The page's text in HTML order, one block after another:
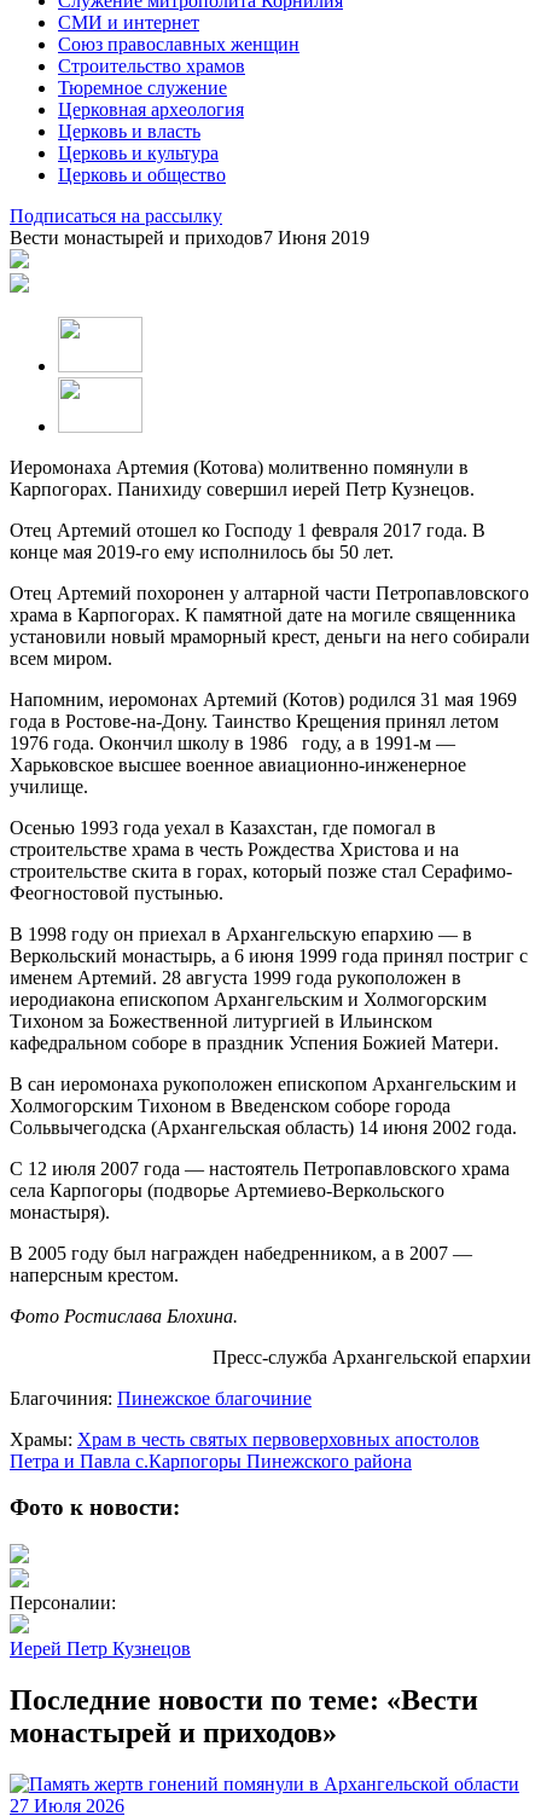
СМИ и интернет
Союз православных женщин
Строительство храмов
Тюремное служение
Церковная археология
Церковь и власть
Церковь и культура
Церковь и общество
Подписаться на рассылку
Вести монастырей и приходов7 Июня 2019
Иеромонаха Артемия (Котова) молитвенно помянули в
Карпогорах. Панихиду совершил иерей Петр Кузнецов.
Отец Артемий отошел ко Господу 1 февраля 2017 года. В
конце мая 2019-го ему исполнилось бы 50 лет.
Отец Артемий похоронен у алтарной части Петропавловского
храма в Карпогорах. К памятной дате на могиле священника
установили новый мраморный крест, деньги на него собирали
всем миром.
Напомним, иеромонах Артемий (Котов) родился 31 мая 1969
года в Ростове-на-Дону. Таинство Крещения принял летом
1976 года. Окончил школу в 1986 году, а в 1991-м —
Харьковское высшее военное авиационно-инженерное
училище.
Осенью 1993 года уехал в Казахстан, где помогал в
строительстве храма в честь Рождества Христова и на
строительстве скита в горах, который позже стал Серафимо-
Феогностовой пустынью.
В 1998 году он приехал в Архангельскую епархию — в
Веркольский монастырь, а 6 июня 1999 года принял постриг с
именем Артемий. 28 августа 1999 года рукоположен в
иеродиакона епископом Архангельским и Холмогорским
Тихоном за Божественной литургией в Ильинском
кафедральном соборе в праздник Успения Божией Матери.
В сан иеромонаха рукоположен епископом Архангельским и
Холмогорским Тихоном в Введенском соборе города
Сольвычегодска (Архангельская область) 14 июня 2002 года.
С 12 июля 2007 года — настоятель Петропавловского храма
села Карпогоры (подворье Артемиево-Веркольского
монастыря).
В 2005 году был награжден набедренником, а в 2007 —
наперсным крестом.
Фото Ростислава Блохина.
Пресс-служба Архангельской епархии
Благочиния: Пинежское благочиние
Храмы: Храм в честь святых первоверховных апостолов
Петра и Павла с.Карпогоры Пинежского района
Фото к новости:
Персоналии:
Иерей Петр Кузнецов
Последние новости по теме: «Вести
монастырей и приходов»
27 Июля 2026